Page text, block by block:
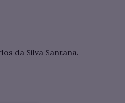
da Silva Santana.